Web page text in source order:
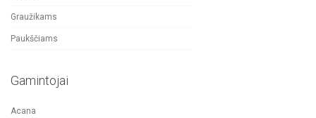
Graužikams
Paukščiams
Gamintojai
Acana